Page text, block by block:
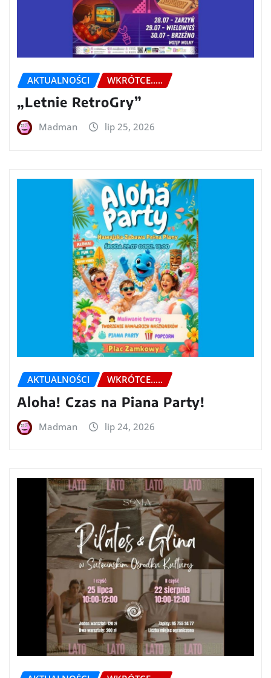
AKTUALNOŚCI WKRÓTCE.....
„Letnie RetroGry”
Madman lip 25, 2026
AKTUALNOŚCI WKRÓTCE.....
Aloha! Czas na Piana Party!
Madman lip 24, 2026